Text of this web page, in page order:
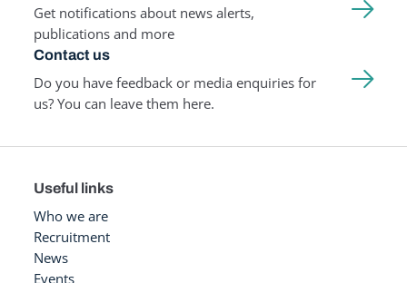
Get notifications about news alerts,
publications and more
Contact us
Do you have feedback or media enquiries for
us? You can leave them here.
Useful links
Who we are
Recruitment
News
Events